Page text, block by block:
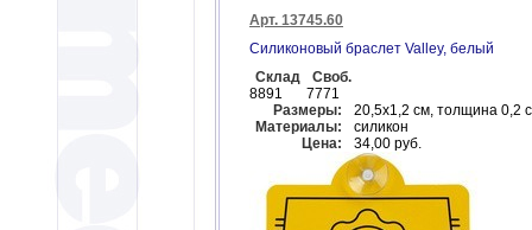
Арт. 13745.60
Силиконовый браслет Valley, белый
Склад
Своб.
8891
7771
Размеры:
20,5х1,2 см, толщина 0,2
Материалы:
силикон
Цена:
34,00 руб.